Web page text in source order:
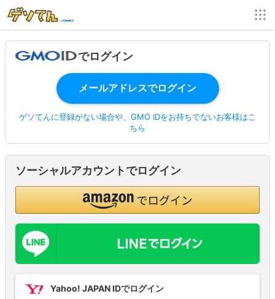
でログイン
ゲソてんに登録がない場合や、GMO IDをお持ちでないお客様はこ
ちら
ソーシャルアカウントでログイン
Yahoo! JAPAN IDでログイン